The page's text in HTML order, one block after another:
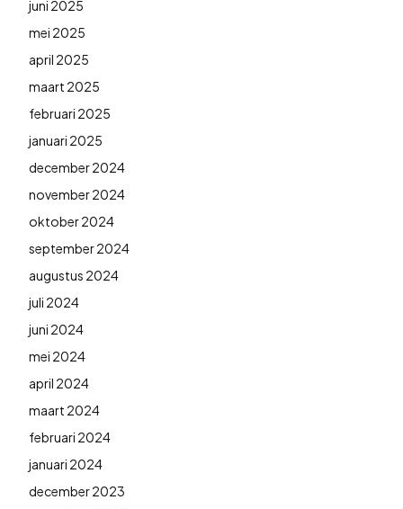
juni 2025
mei 2025
april 2025
maart 2025
februari 2025
januari 2025
december 2024
november 2024
oktober 2024
september 2024
augustus 2024
juli 2024
juni 2024
mei 2024
april 2024
maart 2024
februari 2024
januari 2024
december 2023